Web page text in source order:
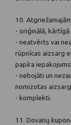
10.
- oriģinālā,
- neatvērts vai
rūpnīcas aizsarg
papīra
- nebojāti un
nomizotas
- komplekti.
11. Dovanų